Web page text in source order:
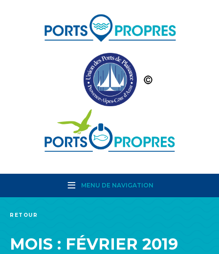
MENU DE NAVIGATION
RETOUR
MOIS : FÉVRIER 2019